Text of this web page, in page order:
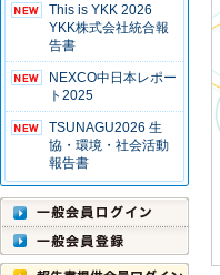
This is YKK 2026
YKK株式会社統合報
告書
NEXCO中日本レポー
ト2025
TSUNAGU2026 生
協・環境・社会活動
報告書